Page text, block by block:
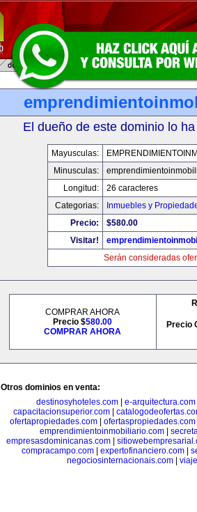
El dueño de este dominio lo
Mayusculas:
Minusculas:
Longitud:
26 caracteres
Categorias:
Inmuebles y
Precio:
$580.00
Visitar!
Serán consideradas
COMPRAR AHORA
Precio $580.00
COMPRAR AHORA
Precio
Otros dominios en venta:
destinosyhoteles.com
e-arquitectura.com
capacitacionsuperior.com
ofertapropiedades.com
ofertaspropiedades.com
emprendimientoinmobiliario.com|
empresasdominicanas.com|
compracampo.com| expertofinanciero.com|
negociosinternacionais.com|